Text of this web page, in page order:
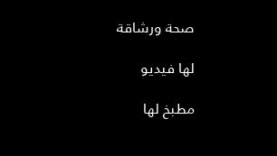
صحة ورشاقة
لها فيديو
مطبخ لها